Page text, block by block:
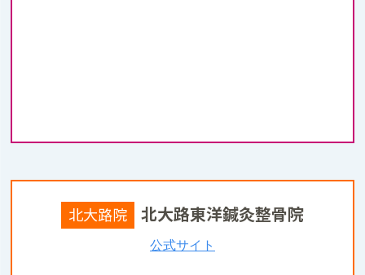
北大路院 北大路東洋鍼灸整骨院
公式サイト